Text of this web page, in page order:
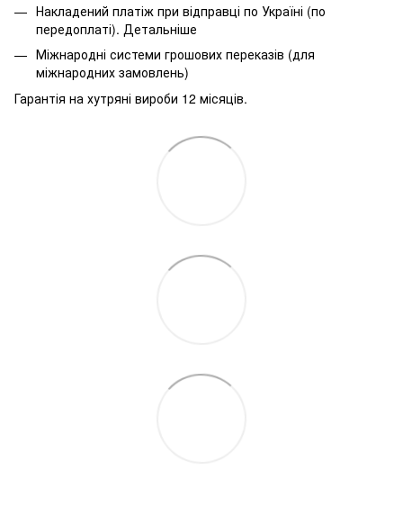
Накладений платіж при відправці по Україні (по
передоплаті). Детальніше
Міжнародні системи грошових переказів (для
міжнародних замовлень)
Гарантія на хутряні вироби 12 місяців.